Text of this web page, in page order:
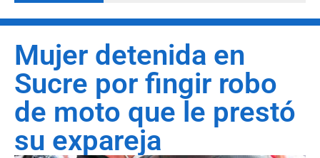
Mujer detenida en
Sucre por fingir robo
de moto que le prestó
su expareja